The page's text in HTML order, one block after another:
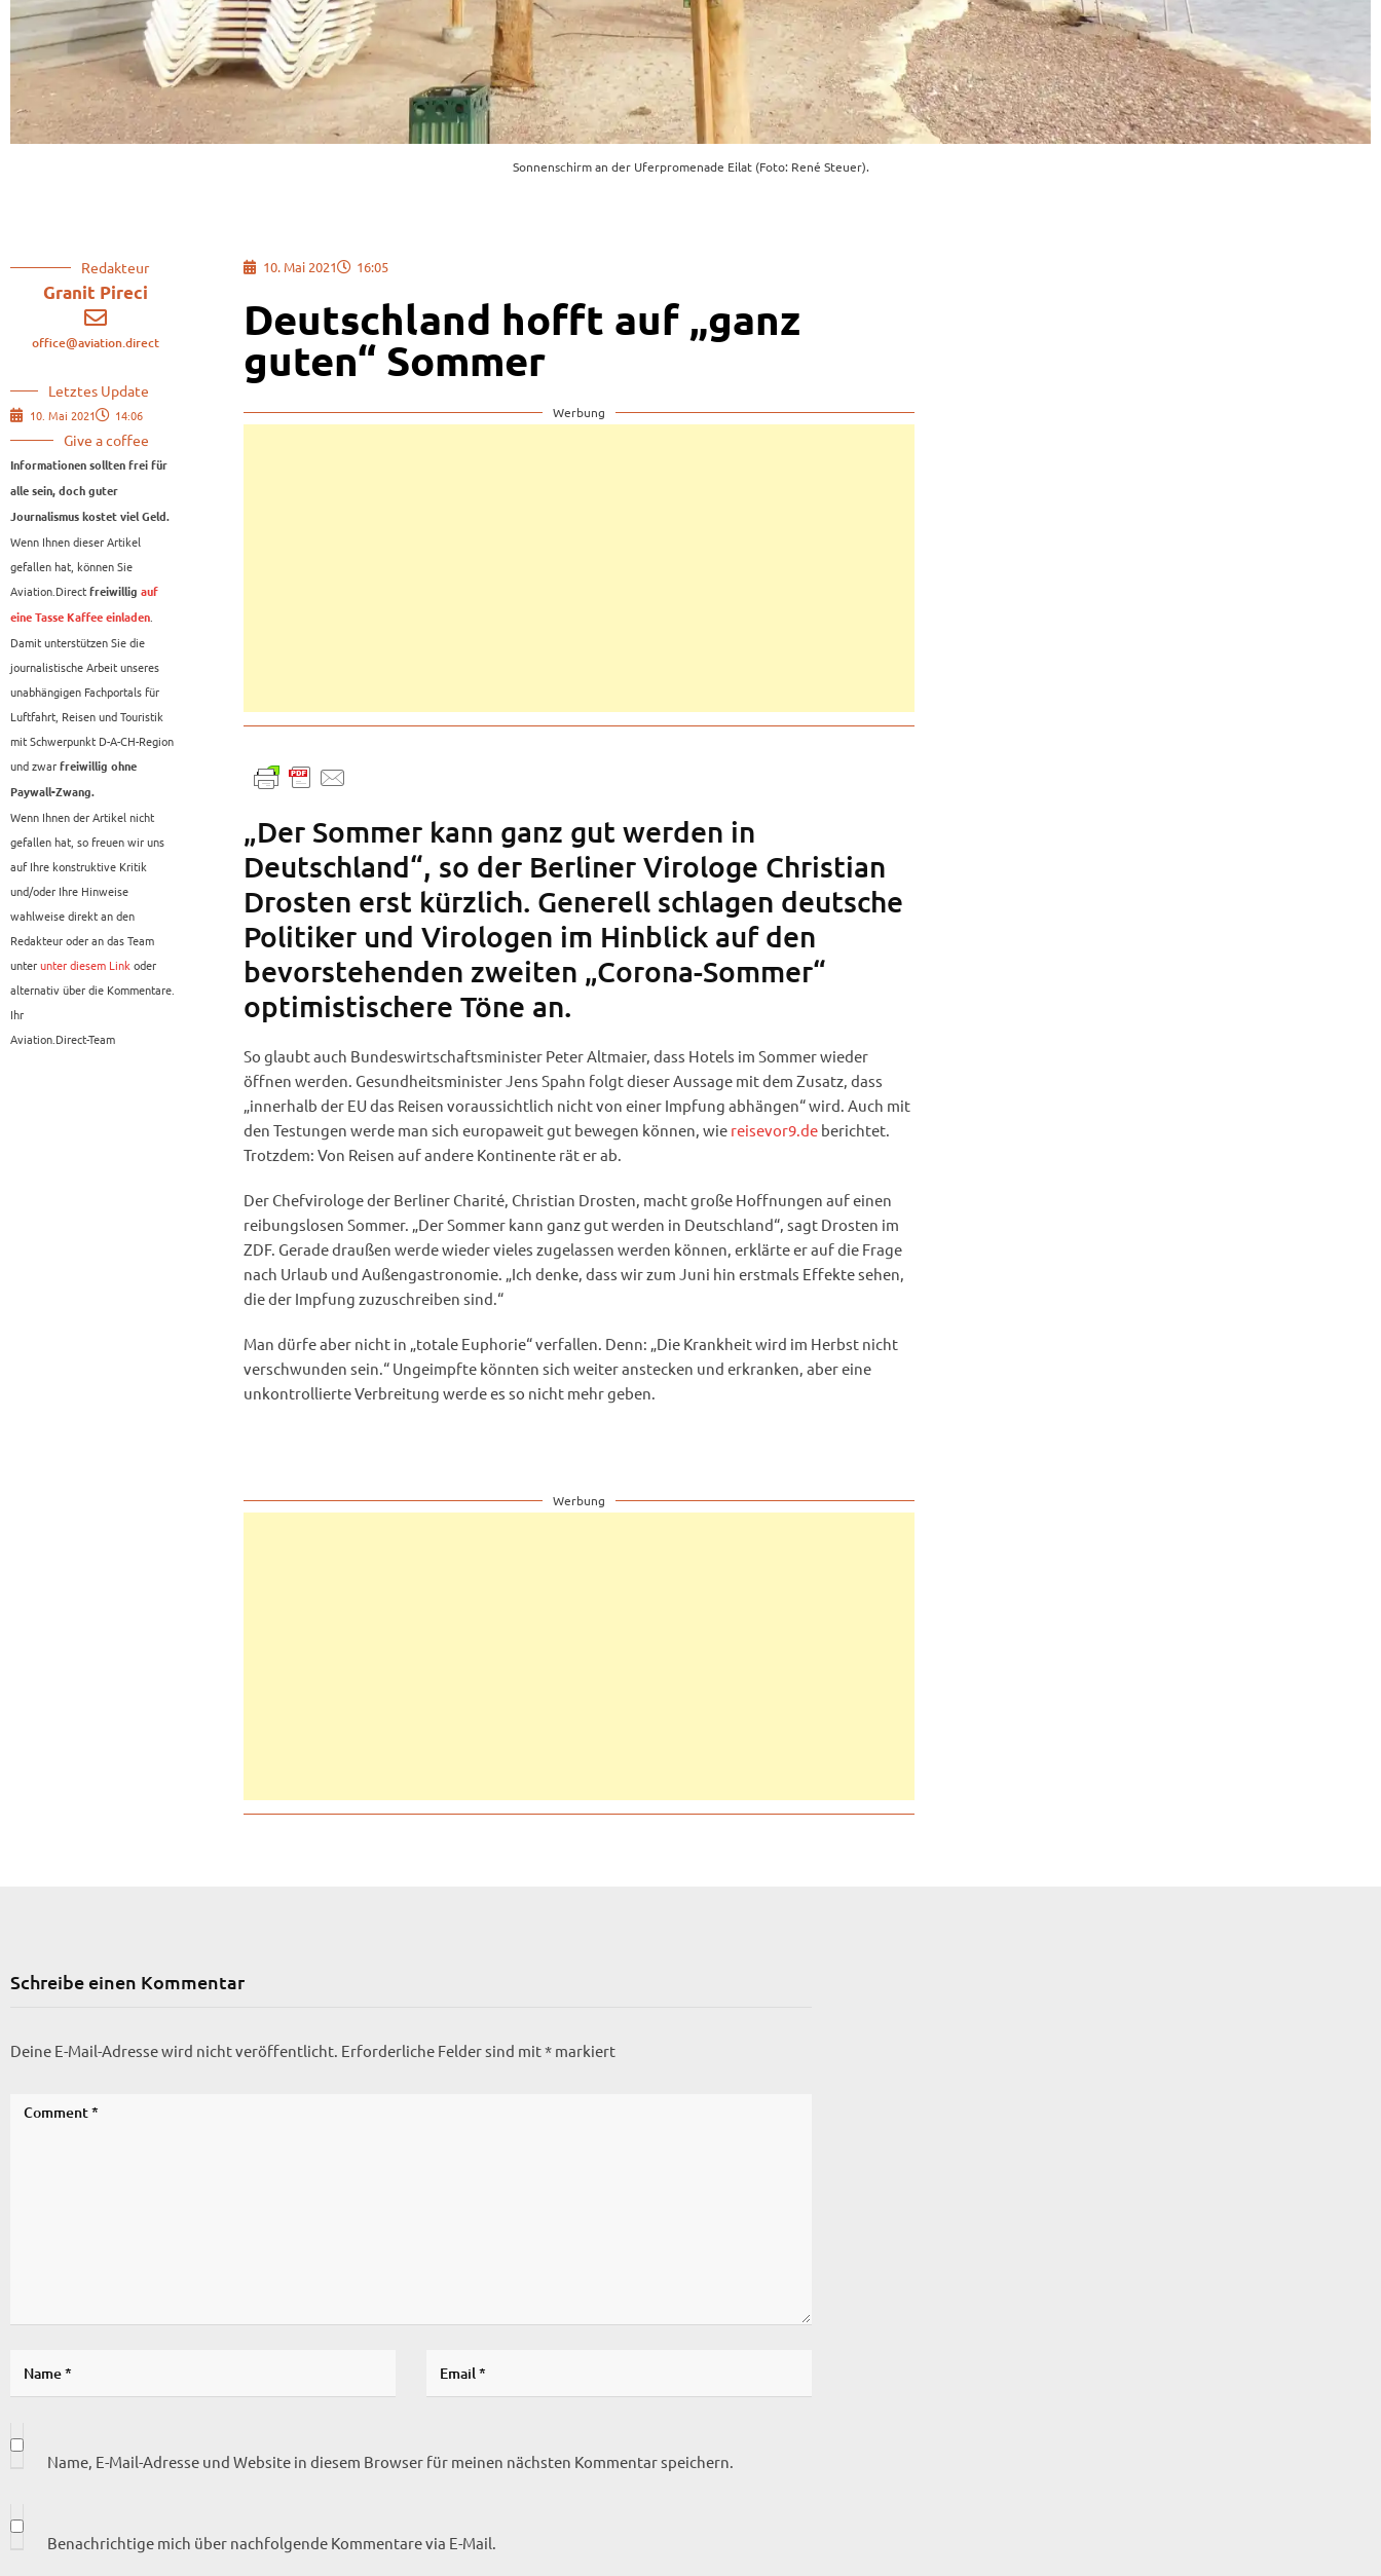
Sonnenschirm an der Uferpromenade Eilat (Foto: René Steuer).
Redakteur
Granit Pireci
office@aviation.direct
Letztes Update
10. Mai 2021 14:06
Give a coffee
Informationen sollten frei für
alle sein, doch guter
Journalismus kostet viel Geld.
Wenn Ihnen dieser Artikel
gefallen hat, können Sie
Aviation.Direct freiwillig auf
eine Tasse Kaffee einladen.
Damit unterstützen Sie die
journalistische Arbeit unseres
unabhängigen Fachportals für
Luftfahrt, Reisen und Touristik
mit Schwerpunkt D-A-CH-Region
und zwar freiwillig ohne
Paywall-Zwang.
Wenn Ihnen der Artikel nicht
gefallen hat, so freuen wir uns
auf Ihre konstruktive Kritik
und/oder Ihre Hinweise
wahlweise direkt an den
Redakteur oder an das Team
unterunter diesem Linkoder
alternativ über die Kommentare.
Ihr
Aviation.Direct-Team
10. Mai 2021 16:05
Deutschland hofft auf „ganz
guten“ Sommer
Werbung
„Der Sommer kann ganz gut werden in
Deutschland“, so der Berliner Virologe Christian
Drosten erst kürzlich. Generell schlagen deutsche
Politiker und Virologen im Hinblick auf den
bevorstehenden zweiten „Corona-Sommer“
optimistischere Töne an.
So glaubt auch Bundeswirtschaftsminister Peter Altmaier, dass Hotels im Sommer wieder
öffnen werden. Gesundheitsminister Jens Spahn folgt dieser Aussage mit dem Zusatz, dass
„innerhalb der EU das Reisen voraussichtlich nicht von einer Impfung abhängen“ wird. Auch mit
den Testungen werde man sich europaweit gut bewegen können, wie reisevor9.deberichtet.
Trotzdem: Von Reisen auf andere Kontinente rät er ab.
Der Chefvirologe der Berliner Charité, Christian Drosten, macht große Hoffnungen auf einen
reibungslosen Sommer. „Der Sommer kann ganz gut werden in Deutschland“, sagt Drosten im
ZDF. Gerade draußen werde wieder vieles zugelassen werden können, erklärte er auf die Frage
nach Urlaub und Außengastronomie. „Ich denke, dass wir zum Juni hin erstmals Effekte sehen,
die der Impfung zuzuschreiben sind.“
Man dürfe aber nicht in „totale Euphorie“ verfallen. Denn: „Die Krankheit wird im Herbst nicht
verschwunden sein.“ Ungeimpfte könnten sich weiter anstecken und erkranken, aber eine
unkontrollierte Verbreitung werde es so nicht mehr geben.
Werbung
Schreibe einen Kommentar
Deine E-Mail-Adresse wird nicht veröffentlicht. Erforderliche Felder sind mit* markiert
Name, E-Mail-Adresse und Website in diesem Browser für meinen nächsten Kommentar speichern.
Benachrichtige mich über nachfolgende Kommentare via E-Mail.